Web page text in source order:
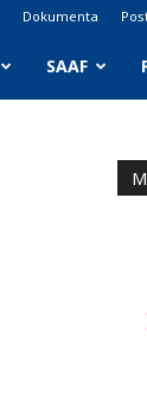
Dokumenta
SAAF